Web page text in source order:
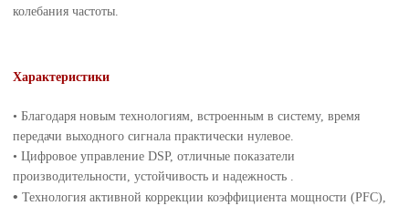
колебания частоты.
Характеристики
• Благодаря новым технологиям, встроенным в систему, время
передачи выходного сигнала практически нулевое.
• Цифровое управление DSP, отличные показатели
производительности, устойчивость и надежность .
• Технология активной коррекции коэффициента мощности (PFC),